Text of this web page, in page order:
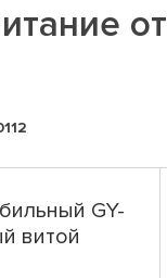
GY-
витой